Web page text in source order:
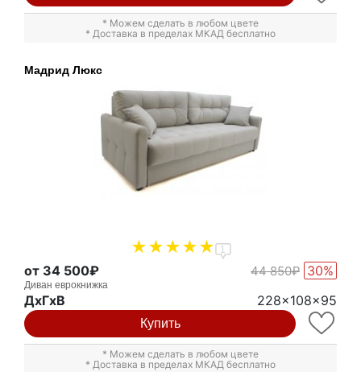
* Можем сделать в любом цвете
* Доставка в пределах МКАД бесплатно
Мадрид Люкс
1
от 34 500₽ 44 850₽ 30%
Диван еврокнижка
ДxГxВ 228x108x95
Купить
* Можем сделать в любом цвете
* Доставка в пределах МКАД бесплатно